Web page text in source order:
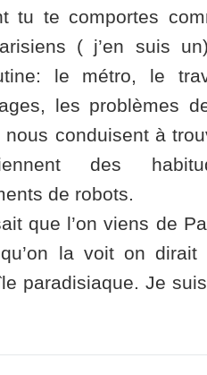
tu te comportes
( j’en suis
le métro, le
les problèmes
nous conduisent à
des
de robots.
que l’on viens de
la voit on dirait
paradisiaque. Je